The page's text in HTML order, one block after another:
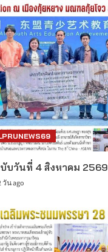
บับวันที่ 4 สิงหาคม 2569
วัน ago